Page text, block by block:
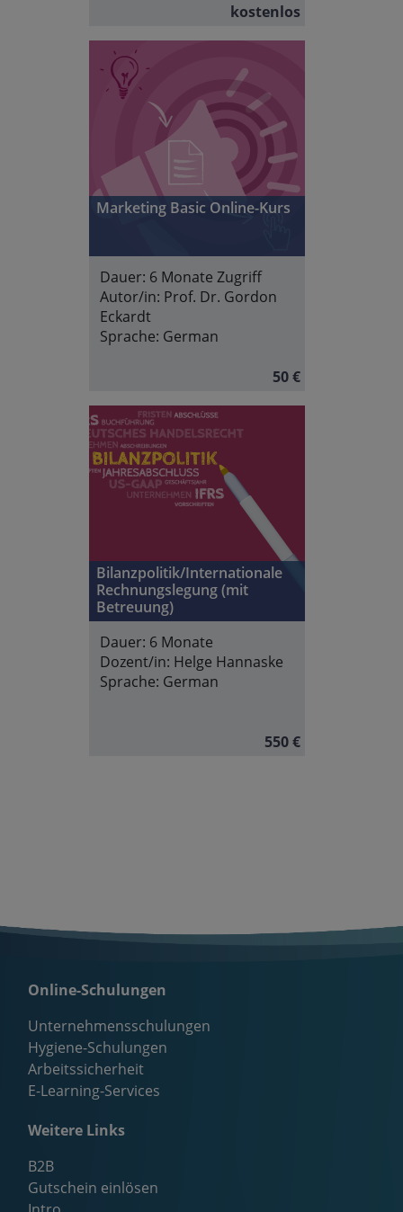
kostenlos
Marketing Basic Online-Kurs
Dauer: 6 Monate Zugriff
Autor/in: Prof. Dr. Gordon
Eckardt
Sprache: German
50 €
Bilanzpolitik/Internationale
Rechnungslegung (mit
Betreuung)
Dauer: 6 Monate
Dozent/in: Helge Hannaske
Sprache: German
550 €
Online-Schulungen
Unternehmensschulungen
Hygiene-Schulungen
Arbeitssicherheit
E-Learning-Services
Weitere Links
B2B
Gutschein einlösen